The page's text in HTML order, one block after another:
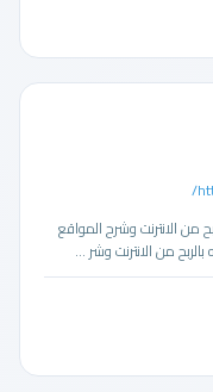
من الانترنت وشرح المواقع
من الانترنت وشر ...